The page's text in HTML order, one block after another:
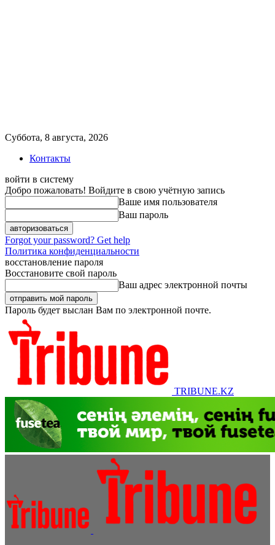
Суббота, 8 августа, 2026
Контакты
войти в систему
Добро пожаловать! Войдите в свою учётную запись
Ваше имя пользователя
Ваш пароль
Forgot your password? Get help
Политика конфиденциальности
восстановление пароля
Восстановите свой пароль
Ваш адрес электронной почты
Пароль будет выслан Вам по электронной почте.
TRIBUNE.KZ